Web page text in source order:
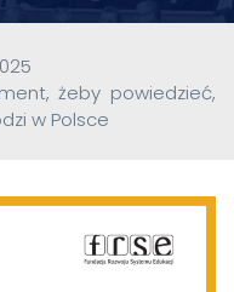
żeby powiedzieć,
w Polsce